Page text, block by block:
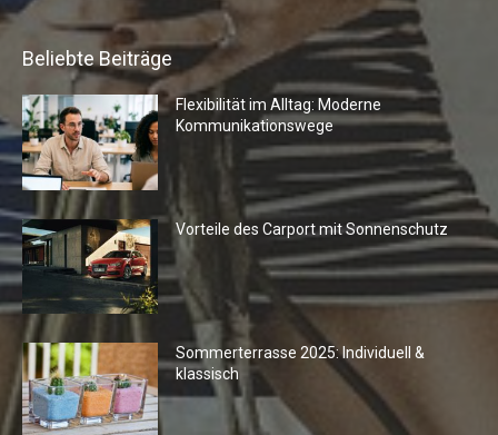
Beliebte Beiträge
Flexibilität im Alltag: Moderne
Kommunikationswege
Vorteile des Carport mit Sonnenschutz
Sommerterrasse 2025: Individuell &
klassisch